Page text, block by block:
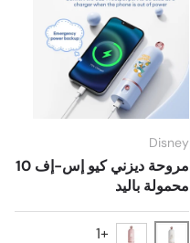
Disney
مروحة ديزني كيو إس-إف 10
محمولة باليد